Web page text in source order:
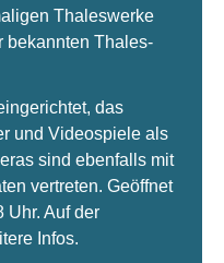
Thaleswerke
bekannten Thales-
das
und Videospiele als
sind ebenfalls mit
vertreten. Geöffnet
Uhr. Auf der
Infos.